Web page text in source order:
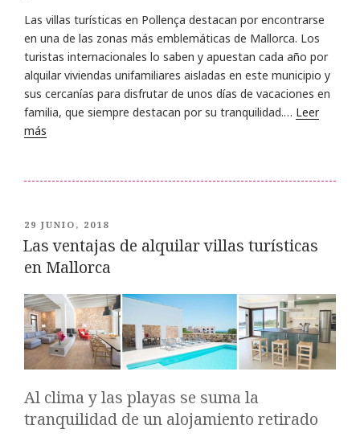
Las villas turísticas en Pollença destacan por encontrarse
en una de las zonas más emblemáticas de Mallorca. Los
turistas internacionales lo saben y apuestan cada año por
alquilar viviendas unifamiliares aisladas en este municipio y
sus cercanías para disfrutar de unos días de vacaciones en
familia, que siempre destacan por su tranquilidad.… Leer
más
PUBLICADO
EL
29 JUNIO, 2018
Las ventajas de alquilar villas turísticas
en Mallorca
Al clima y las playas se suma la
tranquilidad de un alojamiento retirado